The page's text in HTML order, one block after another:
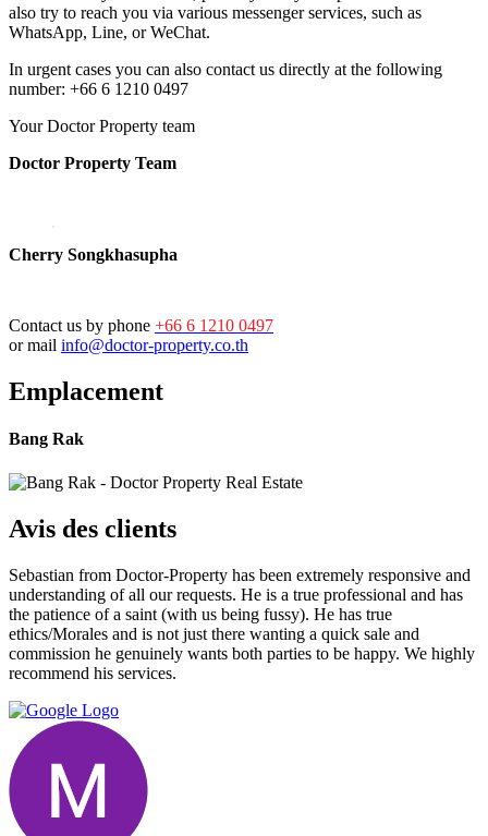
also try to reach you via various messenger services, such as
WhatsApp, Line, or WeChat.
In urgent cases you can also contact us directly at the following
number: +66 6 1210 0497
Your Doctor Property team
Doctor Property Team
Cherry Songkhasupha
Contact us by phone +66 6 1210 0497
or mail info@doctor-property.co.th
Emplacement
Bang Rak
Avis des clients
Sebastian from Doctor-Property has been extremely responsive and
understanding of all our requests. He is a true professional and has
the patience of a saint (with us being fussy). He has true
ethics/Morales and is not just there wanting a quick sale and
commission he genuinely wants both parties to be happy. We highly
recommend his services.